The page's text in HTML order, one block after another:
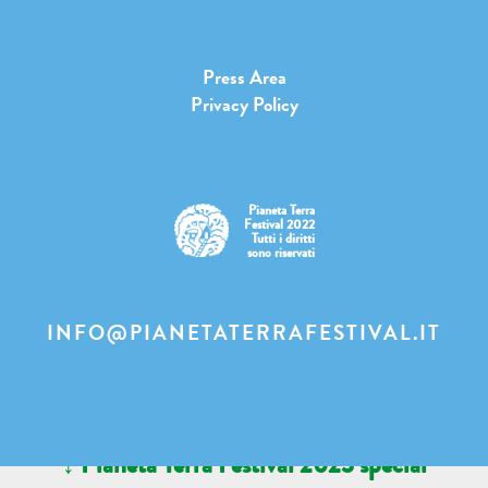
Press Area
Privacy Policy
Pianeta Terra
Festival 2022
Tutti i diritti
sono riservati
INFO@PIANETATERRAFESTIVAL.IT
↓ Pianeta Terra Festival 2023 special